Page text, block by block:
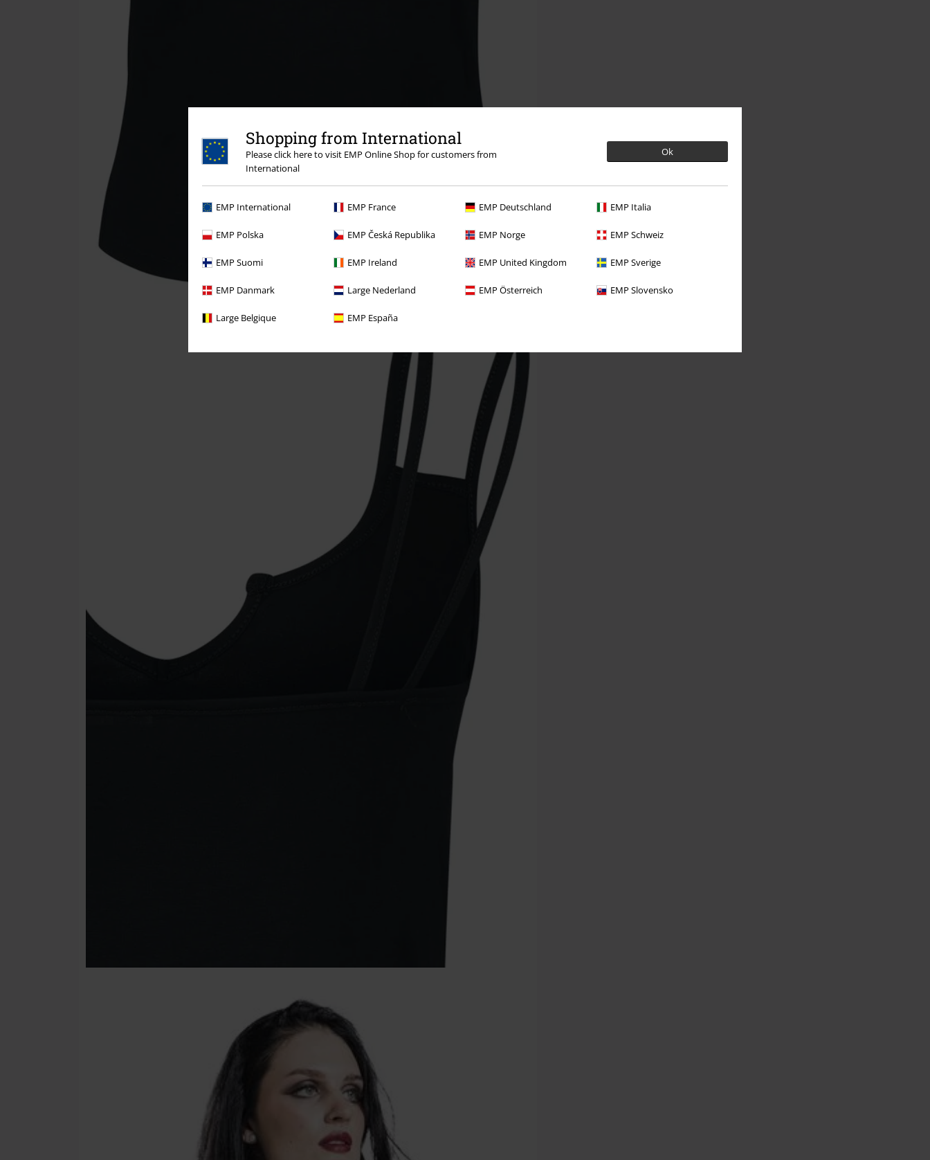
Shopping from International
Please click here to visit EMP Online Shop for customers from
International
Ok
EMP International EMP France EMP Deutschland EMP Italia
EMP Polska EMP Česká Republika EMP Norge EMP Schweiz
EMP Suomi EMP Ireland EMP United Kingdom EMP Sverige
EMP Danmark Large Nederland EMP Österreich EMP Slovensko
Large Belgique EMP España